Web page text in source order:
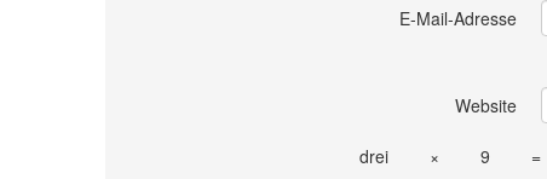
E-Mail-Adresse
Website
drei × 9 =